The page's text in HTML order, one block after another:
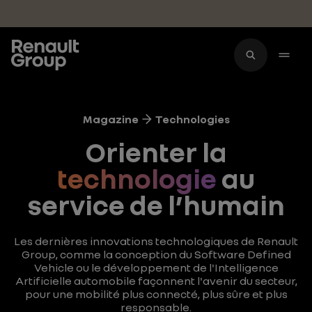
Magazine Technologies
Orienter la
technologieau
service de l’humain
Les dernières innovations technologiques de Renault
Group, comme la conception du Software Defined
Vehicle ou le développement de l'Intelligence
Artificielle automobile façonnent l'avenir du secteur,
pour une mobilité plus connecté, plus sûre et plus
responsable.